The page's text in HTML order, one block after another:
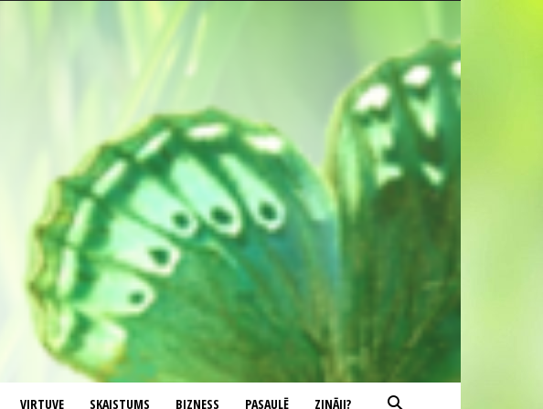
VIRTUVE SKAISTUMS BIZNESS PASAULĒ ZINĀJI?